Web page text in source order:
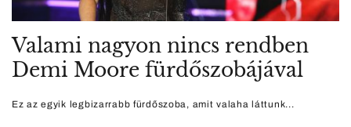
Valami nagyon nincs rendben
Demi Moore fürdőszobájával
Ez az egyik legbizarrabb fürdőszoba, amit valaha láttunk...